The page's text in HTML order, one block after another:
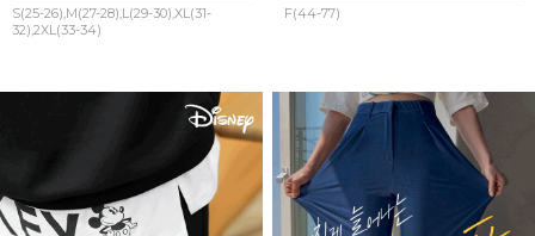
S(25-26),M(27-28),L(29-30),XL(31-
32),2XL(33-34)
F(44-77)